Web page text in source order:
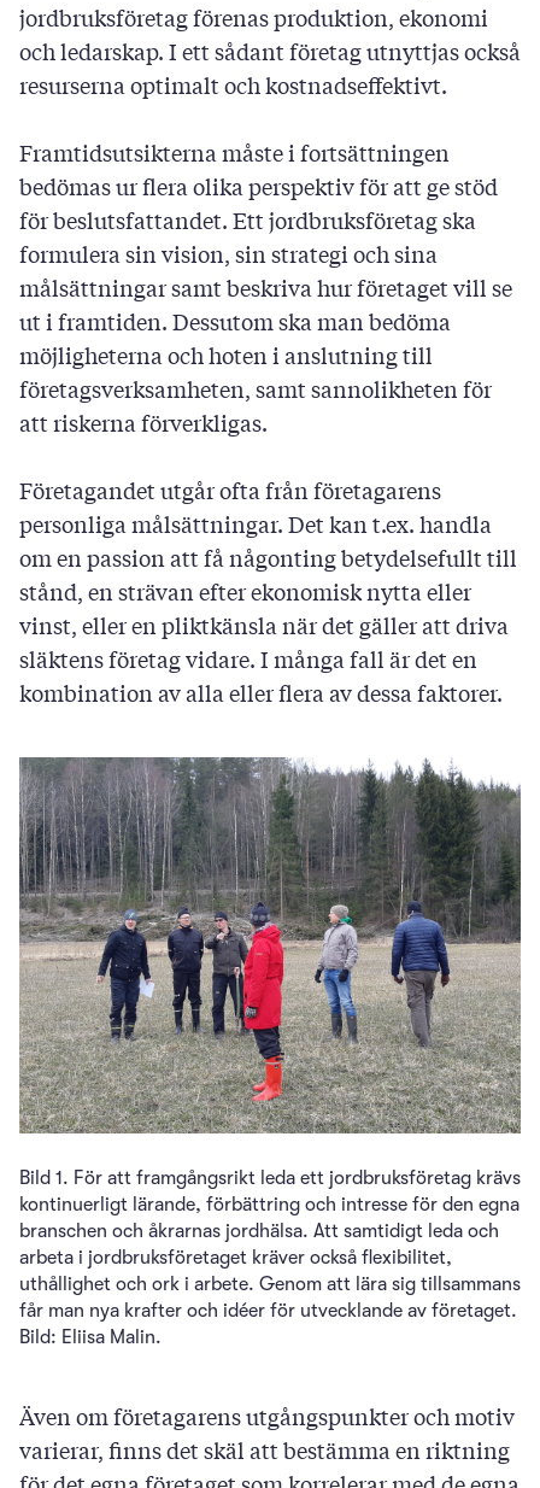
jordbruksföretag förenas produktion, ekonomi
och ledarskap. I ett sådant företag utnyttjas också
resurserna optimalt och kostnadseffektivt.
Framtidsutsikterna måste i fortsättningen
bedömas ur flera olika perspektiv för att ge stöd
för beslutsfattandet. Ett jordbruksföretag ska
formulera sin vision, sin strategi och sina
målsättningar samt beskriva hur företaget vill se
ut i framtiden. Dessutom ska man bedöma
möjligheterna och hoten i anslutning till
företagsverksamheten, samt sannolikheten för
att riskerna förverkligas.
Företagandet utgår ofta från företagarens
personliga målsättningar. Det kan t.ex. handla
om en passion att få någonting betydelsefullt till
stånd, en strävan efter ekonomisk nytta eller
vinst, eller en pliktkänsla när det gäller att driva
släktens företag vidare. I många fall är det en
kombination av alla eller flera av dessa faktorer.
Bild 1. För att framgångsrikt leda ett jordbruksföretag krävs
kontinuerligt lärande, förbättring och intresse för den egna
branschen och åkrarnas jordhälsa. Att samtidigt leda och
arbeta i jordbruksföretaget kräver också flexibilitet,
uthållighet och ork i arbete. Genom att lära sig tillsammans
får man nya krafter och idéer för utvecklande av företaget.
Bild: Eliisa Malin.
Även om företagarens utgångspunkter och motiv
varierar, finns det skäl att bestämma en riktning